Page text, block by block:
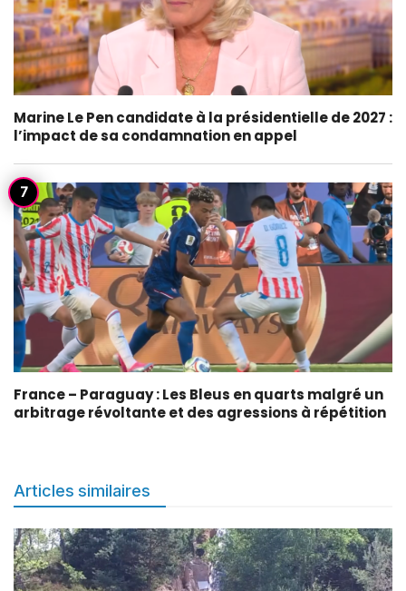
Marine Le Pen candidate à la présidentielle de 2027 :
l’impact de sa condamnation en appel
France – Paraguay : Les Bleus en quarts malgré un
arbitrage révoltante et des agressions à répétition
Articles similaires